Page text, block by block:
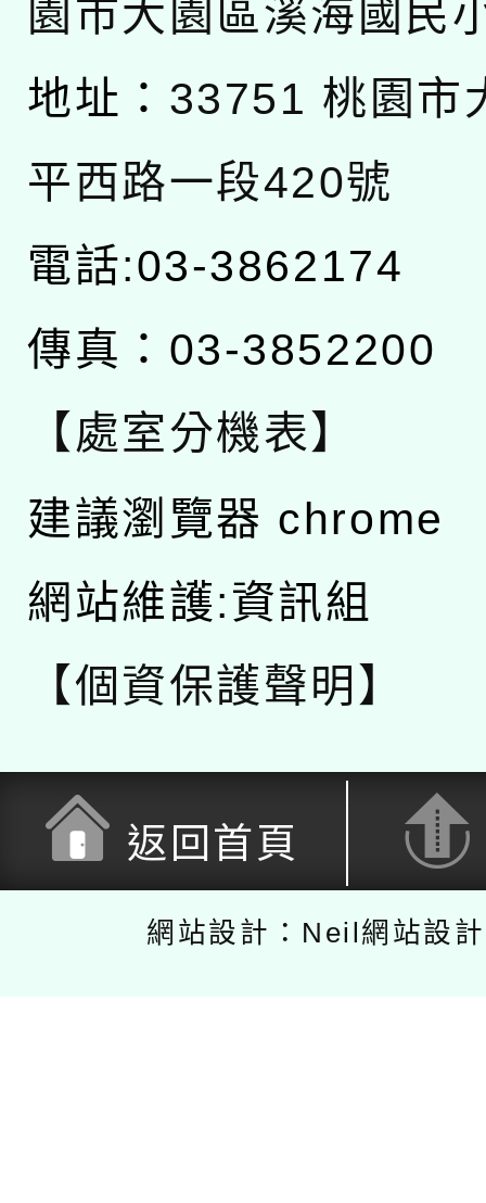
園市大園區溪海國民
地址： 33751 桃園市
平西路一段420號
電話:03-3862174
傳真：03-3852200
【處室分機表】
建議瀏覽器 chrome
網站維護:資訊組
【個資保護聲明】
返回首頁
網站設計：Neil網站設